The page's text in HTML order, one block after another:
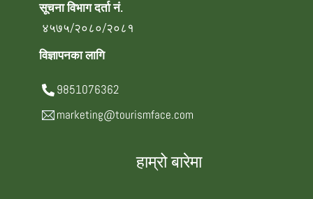
सूचना विभाग दर्ता नं.
४५७५/२०८०/२०८१
विज्ञापनका लागि
9851076362
marketing@tourismface.com
हाम्रो बारेमा